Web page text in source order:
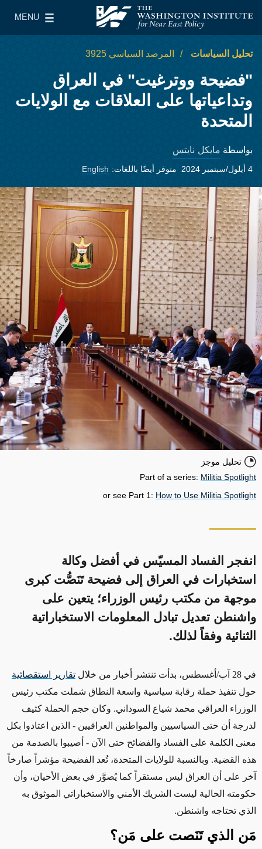
معهد واشنطن لسياسات الشرق الأدنى
MENU
Main Menu
تحليل السياسات المرصد السياسي 3925
"فضيحة ووترغيت" في العراق
وتداعياتها على العلاقات مع الولايات
المتحدة
بواسطة مايكل نايتس
4 أيلول/سبتمبر 2024 متوفر أيضًا باللغات: English
تحليل موجز
Part of a series: Militia Spotlight
or see Part 1: How to Use Militia Spotlight
انفجر الفساد المسيّس في أفضل وكالة
استخبارات في العراق إلى فضيحة تَنَصُّت كبرى
موجهة من مكتب رئيس الوزراء؛ يتعين على
واشنطن تعديل تبادل المعلومات الاستخباراتية
الثنائية وفقاً لذلك.
في 28 آب/أغسطس، بدأت تنتشر أخبار من خلال
تقارير استقصائية
حول تنفيذ حملة رقابة سياسية واسعة النطاق شملت مكتب رئيس
الوزراء العراقي محمد شياع السوداني. وكان حجم الحملة كثيف
لدرجة أن حتى السياسيين والمواطنين العراقيين - الذين اعتادوا بكل
معنى الكلمة على الفساد والفضائح حتى الآن - أصيبوا بالصدمة من
هذه القضية. وبالنسبة للولايات المتحدة، تُعد الفضيحة مؤشراً صارخاً
آخر على أن العراق ليس مستقراً كمايُصوَّر في بعض الأحيان، وأن
حكومته الحالية ليست الشريك الأمني والاستخباراتي الموثوق به
الذي تحتاجه واشنطن.
مَن الذي تَنَصت على مَن؟